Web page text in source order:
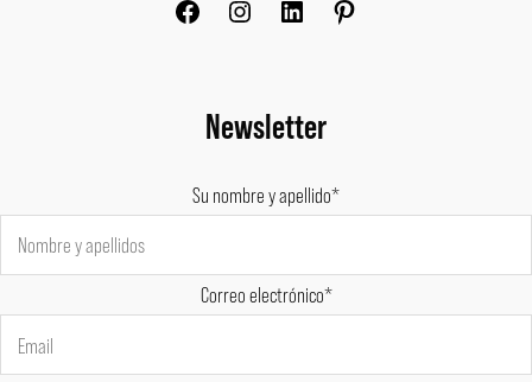
Newsletter
Su nombre y apellido*
Correo electrónico*